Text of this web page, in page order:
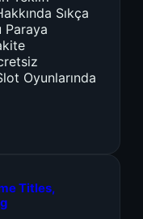
Sıkça
Paraya
Oyunlarında
Titles,